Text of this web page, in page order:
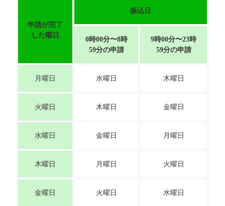
申請が完了
した曜日
振込日
0時00分〜8時
59分の申請
9時00分〜23時
59分の申請
月曜日 水曜日 木曜日
火曜日 木曜日 金曜日
水曜日 金曜日 月曜日
木曜日 月曜日 火曜日
金曜日 火曜日 水曜日